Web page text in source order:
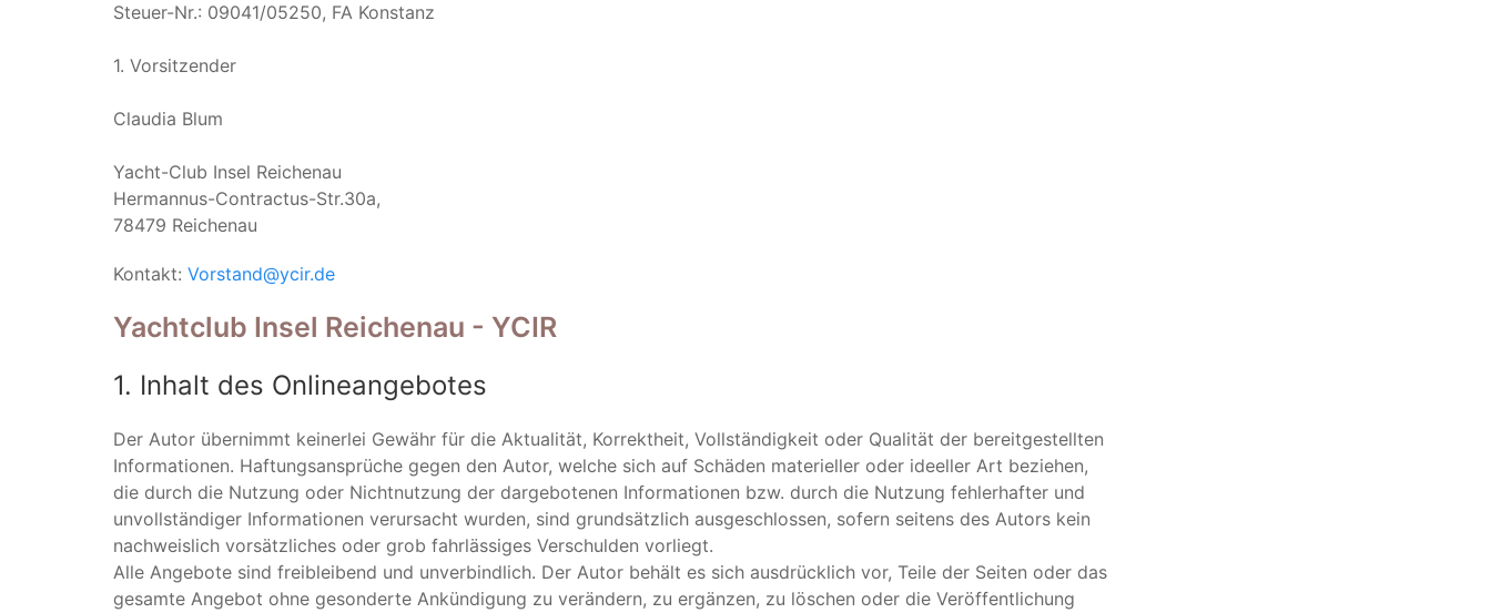
Steuer-Nr.: 09041/05250, FA Konstanz
1. Vorsitzender
Claudia Blum
Yacht-Club Insel Reichenau
Hermannus-Contractus-Str.30a,
78479 Reichenau
Kontakt: Vorstand@ycir.de
Yachtclub Insel Reichenau - YCIR
1. Inhalt des Onlineangebotes
Der Autor übernimmt keinerlei Gewähr für die Aktualität, Korrektheit, Vollständigkeit oder Qualität der bereitgestellten
Informationen. Haftungsansprüche gegen den Autor, welche sich auf Schäden materieller oder ideeller Art beziehen,
die durch die Nutzung oder Nichtnutzung der dargebotenen Informationen bzw. durch die Nutzung fehlerhafter und
unvollständiger Informationen verursacht wurden, sind grundsätzlich ausgeschlossen, sofern seitens des Autors kein
nachweislich vorsätzliches oder grob fahrlässiges Verschulden vorliegt.
Alle Angebote sind freibleibend und unverbindlich. Der Autor behält es sich ausdrücklich vor, Teile der Seiten oder das
gesamte Angebot ohne gesonderte Ankündigung zu verändern, zu ergänzen, zu löschen oder die Veröffentlichung